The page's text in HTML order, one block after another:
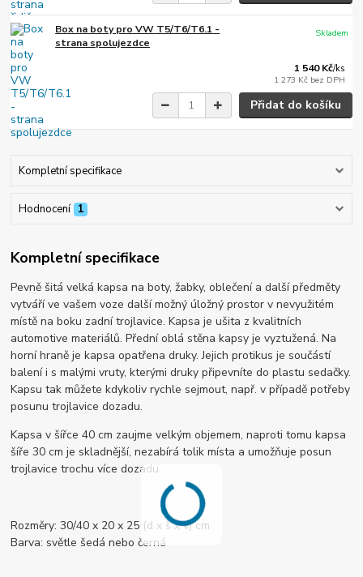
Box na boty pro VW T5/T6/T6.1 -
strana spolujezdce
1 540 Kč/ks
1 273 Kč bez DPH
Skladem
Přidat do košíku
Kompletní specifikace
Hodnocení 1
Kompletní specifikace
Pevně šitá velká kapsa na boty, žabky, oblečení a další předměty
vytváří ve vašem voze další možný úložný prostor v nevyužitém
místě na boku zadní trojlavice. Kapsa je ušita z kvalitních
automotive materiálů. Přední oblá stěna kapsy je vyztužená. Na
horní hraně je kapsa opatřena druky. Jejich protikus je součástí
balení i s malými vruty, kterými druky připevníte do plastu sedačky.
Kapsu tak můžete kdykoliv rychle sejmout, např. v případě potřeby
posunu trojlavice dozadu.
Kapsa v šířce 40 cm zaujme velkým objemem, naproti tomu kapsa
šíře 30 cm je skladnější, nezabírá tolik místa a umožňuje posun
trojlavice trochu více dozadu.
Rozměry: 30/40 x 20 x 25 (d x š x v) cm
Barva: světle šedá nebo černá